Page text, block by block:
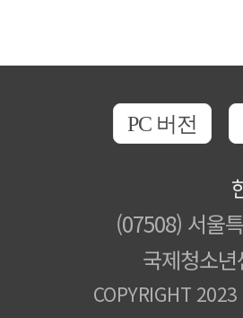
PC 버전
(07508) 서울
국제청소
COPYRIGHT 2023